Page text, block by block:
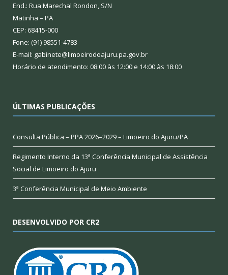
End.: Rua Marechal Rondon, S/N
Matinha – PA
CEP: 68415-000
Fone: (91) 98551-4783
E-mail: gabinete@limoeirodoajuru.pa.gov.br
Horário de atendimento: 08:00 às 12:00 e 14:00 às 18:00
ÚLTIMAS PUBLICAÇÕES
Consulta Pública – PPA 2026–2029 – Limoeiro do Ajuru/PA
Regimento Interno da 13ª Conferência Municipal de Assistência
Social de Limoeiro do Ajuru
3ª Conferência Municipal de Meio Ambiente
DESENVOLVIDO POR CR2